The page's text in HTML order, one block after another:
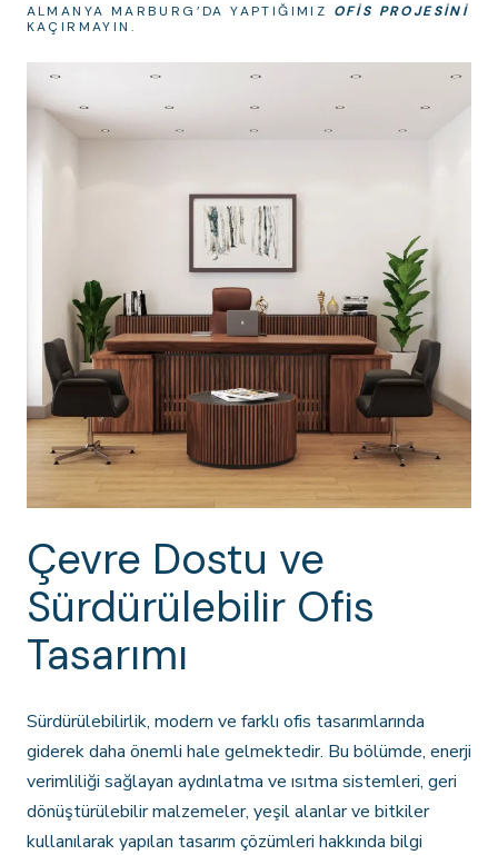
ALMANYA MARBURG’DA YAPTIĞIMIZ OFIS PROJESINI
KAÇIRMAYIN.
Çevre Dostu ve
Sürdürülebilir Ofis
Tasarımı
Sürdürülebilirlik, modern ve farklı ofis tasarımlarında
giderek daha önemli hale gelmektedir. Bu bölümde, enerji
verimliliği sağlayan aydınlatma ve ısıtma sistemleri, geri
dönüştürülebilir malzemeler, yeşil alanlar ve bitkiler
kullanılarak yapılan tasarım çözümleri hakkında bilgi